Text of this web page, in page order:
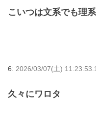
こいつは文系でも理
6: 2026/03/07(土)
久々にワロタ